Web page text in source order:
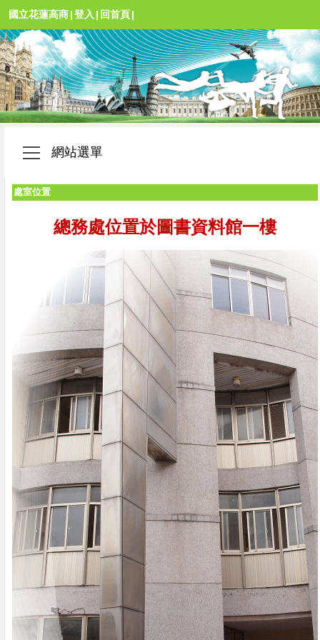
國立花蓮高商|登入 | 回首頁|
網站選單
處室位置
總務處位置於圖書資料館一樓